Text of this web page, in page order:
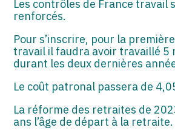
Les contrôles de France travail
renforcés.
Pour s’inscrire, pour la
travail il faudra avoir travaillé 5
durant les deux dernières
Le coût patronal passera de
La réforme des retraites de
ans l’âge de départ à la retraite.